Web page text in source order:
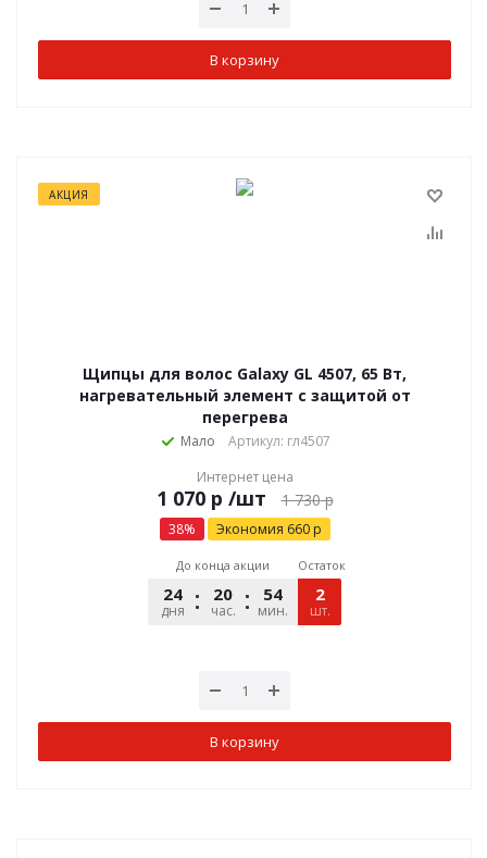
В корзину
АКЦИЯ
Щипцы для волос Galaxy GL 4507, 65 Вт,
нагревательный элемент с защитой от
перегрева
Мало
Артикул: гл4507
Интернет цена
р /шт 1 730р
38% Экономия 660р
До конца акции
24
дня
20
час.
54
мин.
52
сек.
Остаток
2
шт.
В корзину